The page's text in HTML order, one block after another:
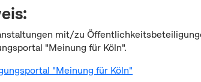
mit/zu
"Meinung für Köln".
"Meinung für Köln"